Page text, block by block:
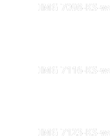
IMG 7098-KS-
IMG 7116-KS-
IMG 7123-KS-